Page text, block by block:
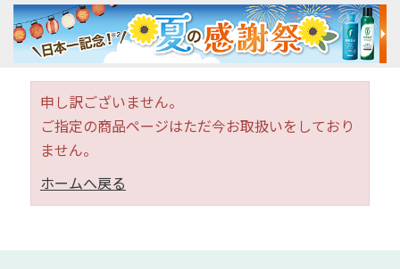
申し訳ございません。
ご指定の商品ページはただ今お取扱いをしており
ません。
ホームへ戻る